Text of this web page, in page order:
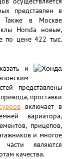
представлен в
Также в Москве
Honda новые,
по цене 422 тыс.
и
представлены
проставки
включает в
вариатора,
прицепов,
и многое
являются
качества.